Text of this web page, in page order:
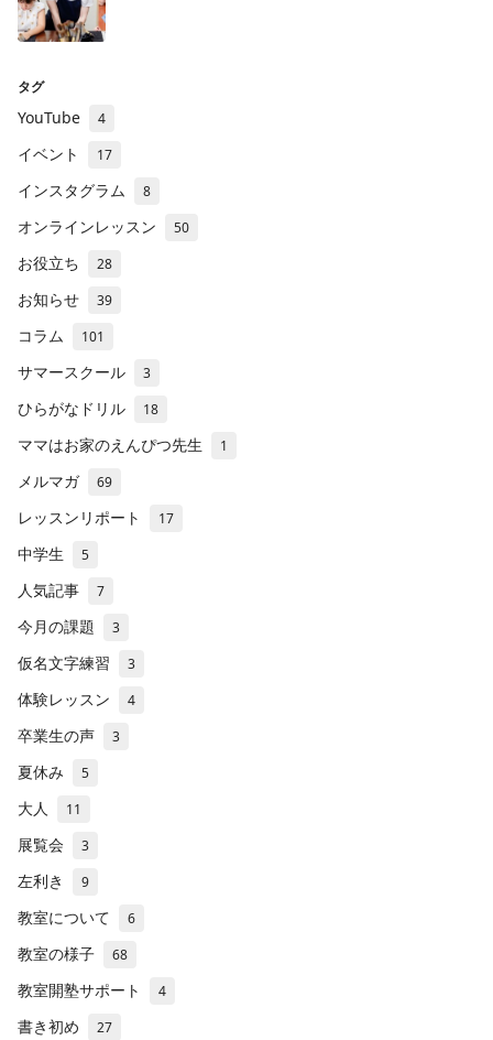
タグ
YouTube 4
イベント 17
インスタグラム 8
オンラインレッスン 50
お役立ち 28
お知らせ 39
コラム 101
サマースクール 3
ひらがなドリル 18
ママはお家のえんぴつ先生 1
メルマガ 69
レッスンリポート 17
中学生 5
人気記事 7
今月の課題 3
仮名文字練習 3
体験レッスン 4
卒業生の声 3
夏休み 5
大人 11
展覧会 3
左利き 9
教室について 6
教室の様子 68
教室開塾サポート 4
書き初め 27